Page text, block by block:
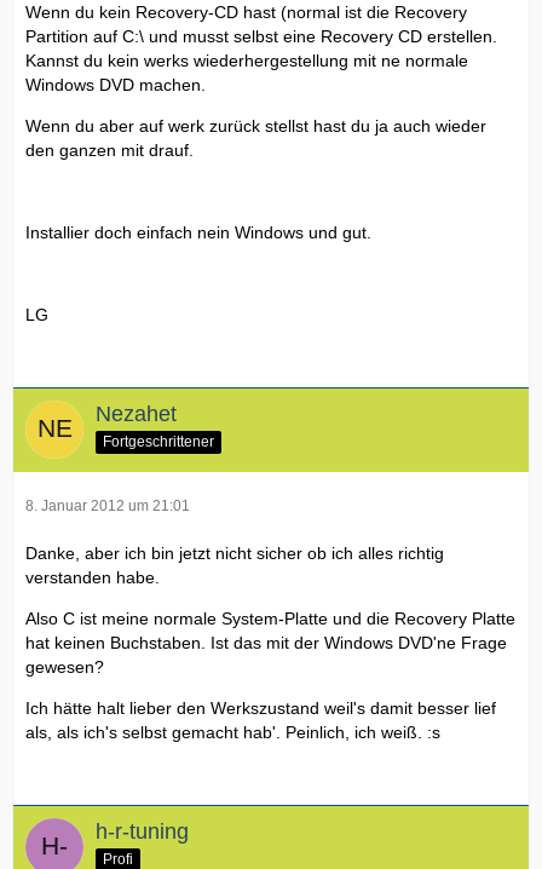
Wenn du kein Recovery-CD hast (normal ist die Recovery
Partition auf C:\ und musst selbst eine Recovery CD erstellen.
Kannst du kein werks wiederhergestellung mit ne normale
Windows DVD machen.
Wenn du aber auf werk zurück stellst hast du ja auch wieder
den ganzen mit drauf.
Installier doch einfach nein Windows und gut.
LG
Nezahet
Fortgeschrittener
8. Januar 2012 um 21:01
Danke, aber ich bin jetzt nicht sicher ob ich alles richtig
verstanden habe.
Also C ist meine normale System-Platte und die Recovery Platte
hat keinen Buchstaben. Ist das mit der Windows DVD'ne Frage
gewesen?
Ich hätte halt lieber den Werkszustand weil's damit besser lief
als, als ich's selbst gemacht hab'. Peinlich, ich weiß. :s
h-r-tuning
Profi